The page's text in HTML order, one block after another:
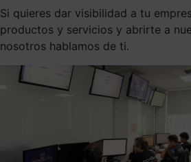
Si quieres dar visibilidad a tu
productos y servicios y abrirte a
nosotros hablamos de ti.